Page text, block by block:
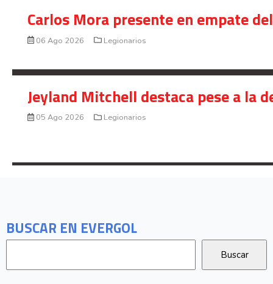
BUSCAR EN EVERGOL
Carlos Mora presente en empate
06 Ago 2026 Legionarios
Jeyland Mitchell destaca pese a la
05 Ago 2026 Legionarios